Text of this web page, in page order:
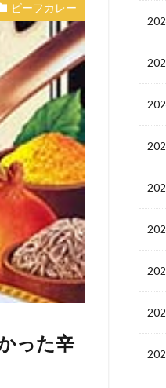
ビーフカレー
った辛